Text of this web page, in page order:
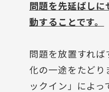
問題を先延ばし
動することです。
問題を放置すれ
化の一途をたどり
ックイン」によっ